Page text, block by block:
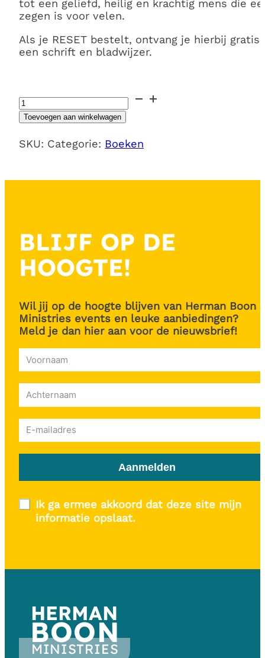
tot een geliefd, heilig en krachtig mens die
zegen is voor velen.
Als je RESET bestelt, ontvang je hierbij gratis
een schrift en bladwijzer.
Boek
'Reset'
handleiding
Toevoegen aan winkelwagen
SKU: Categorie: Boeken
BLIJF OP DE
HOOGTE!
Wil jij op de hoogte blijven van Herman Boon
Ministries events en leuke aanbiedingen?
Meld je dan hier aan voor de nieuwsbrief!
Aanmelden
Ik ga ermee akkoord dat deze site mijn
informatie opslaat.
MINISTRIES
BOON
HERMAN